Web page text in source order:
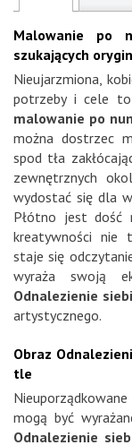
Malowanie po
szukających
Nieujarzmiona,
potrzeby i cele to
malowanie po
można dostrzec
spod tła
zewnętrznych
wydostać się dla
Płótno jest dość
kreatywności nie
staje się
wyraża swoją
Odnalezienie
artystycznego.
Obraz
tle
mogą być
Odnalezienie